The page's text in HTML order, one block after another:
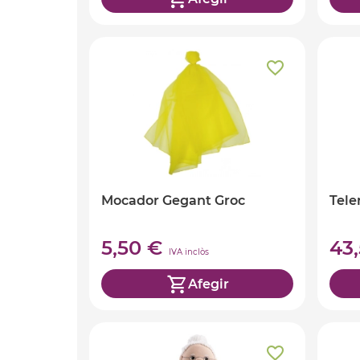
Mocador Gegant Groc
5,50 € IVA inclòs
Afegir